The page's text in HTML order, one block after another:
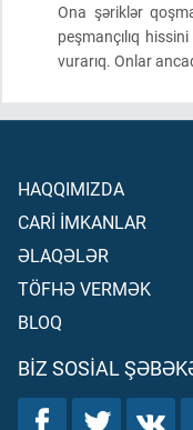
Ona şəriklər
peşmançılıq
vurarıq. Onlar
HAQQIMIZDA
CARİ İMKANLAR
ƏLAQƏLƏR
TÖFHƏ VERMƏK
BLOQ
BIZ SOSIAL